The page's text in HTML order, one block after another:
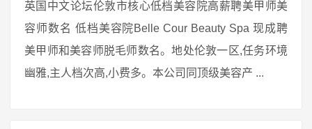
英国中文论坛伦敦市核心低档美容院高薪聘美甲师美
容师数名 低档美容院Belle Cour Beauty Spa 现成聘
美甲师和美容师脱毛师数名。地处伦敦一区,任务环境
幽雅,主人档次高,小费多。本公司同顶级美容产 ...